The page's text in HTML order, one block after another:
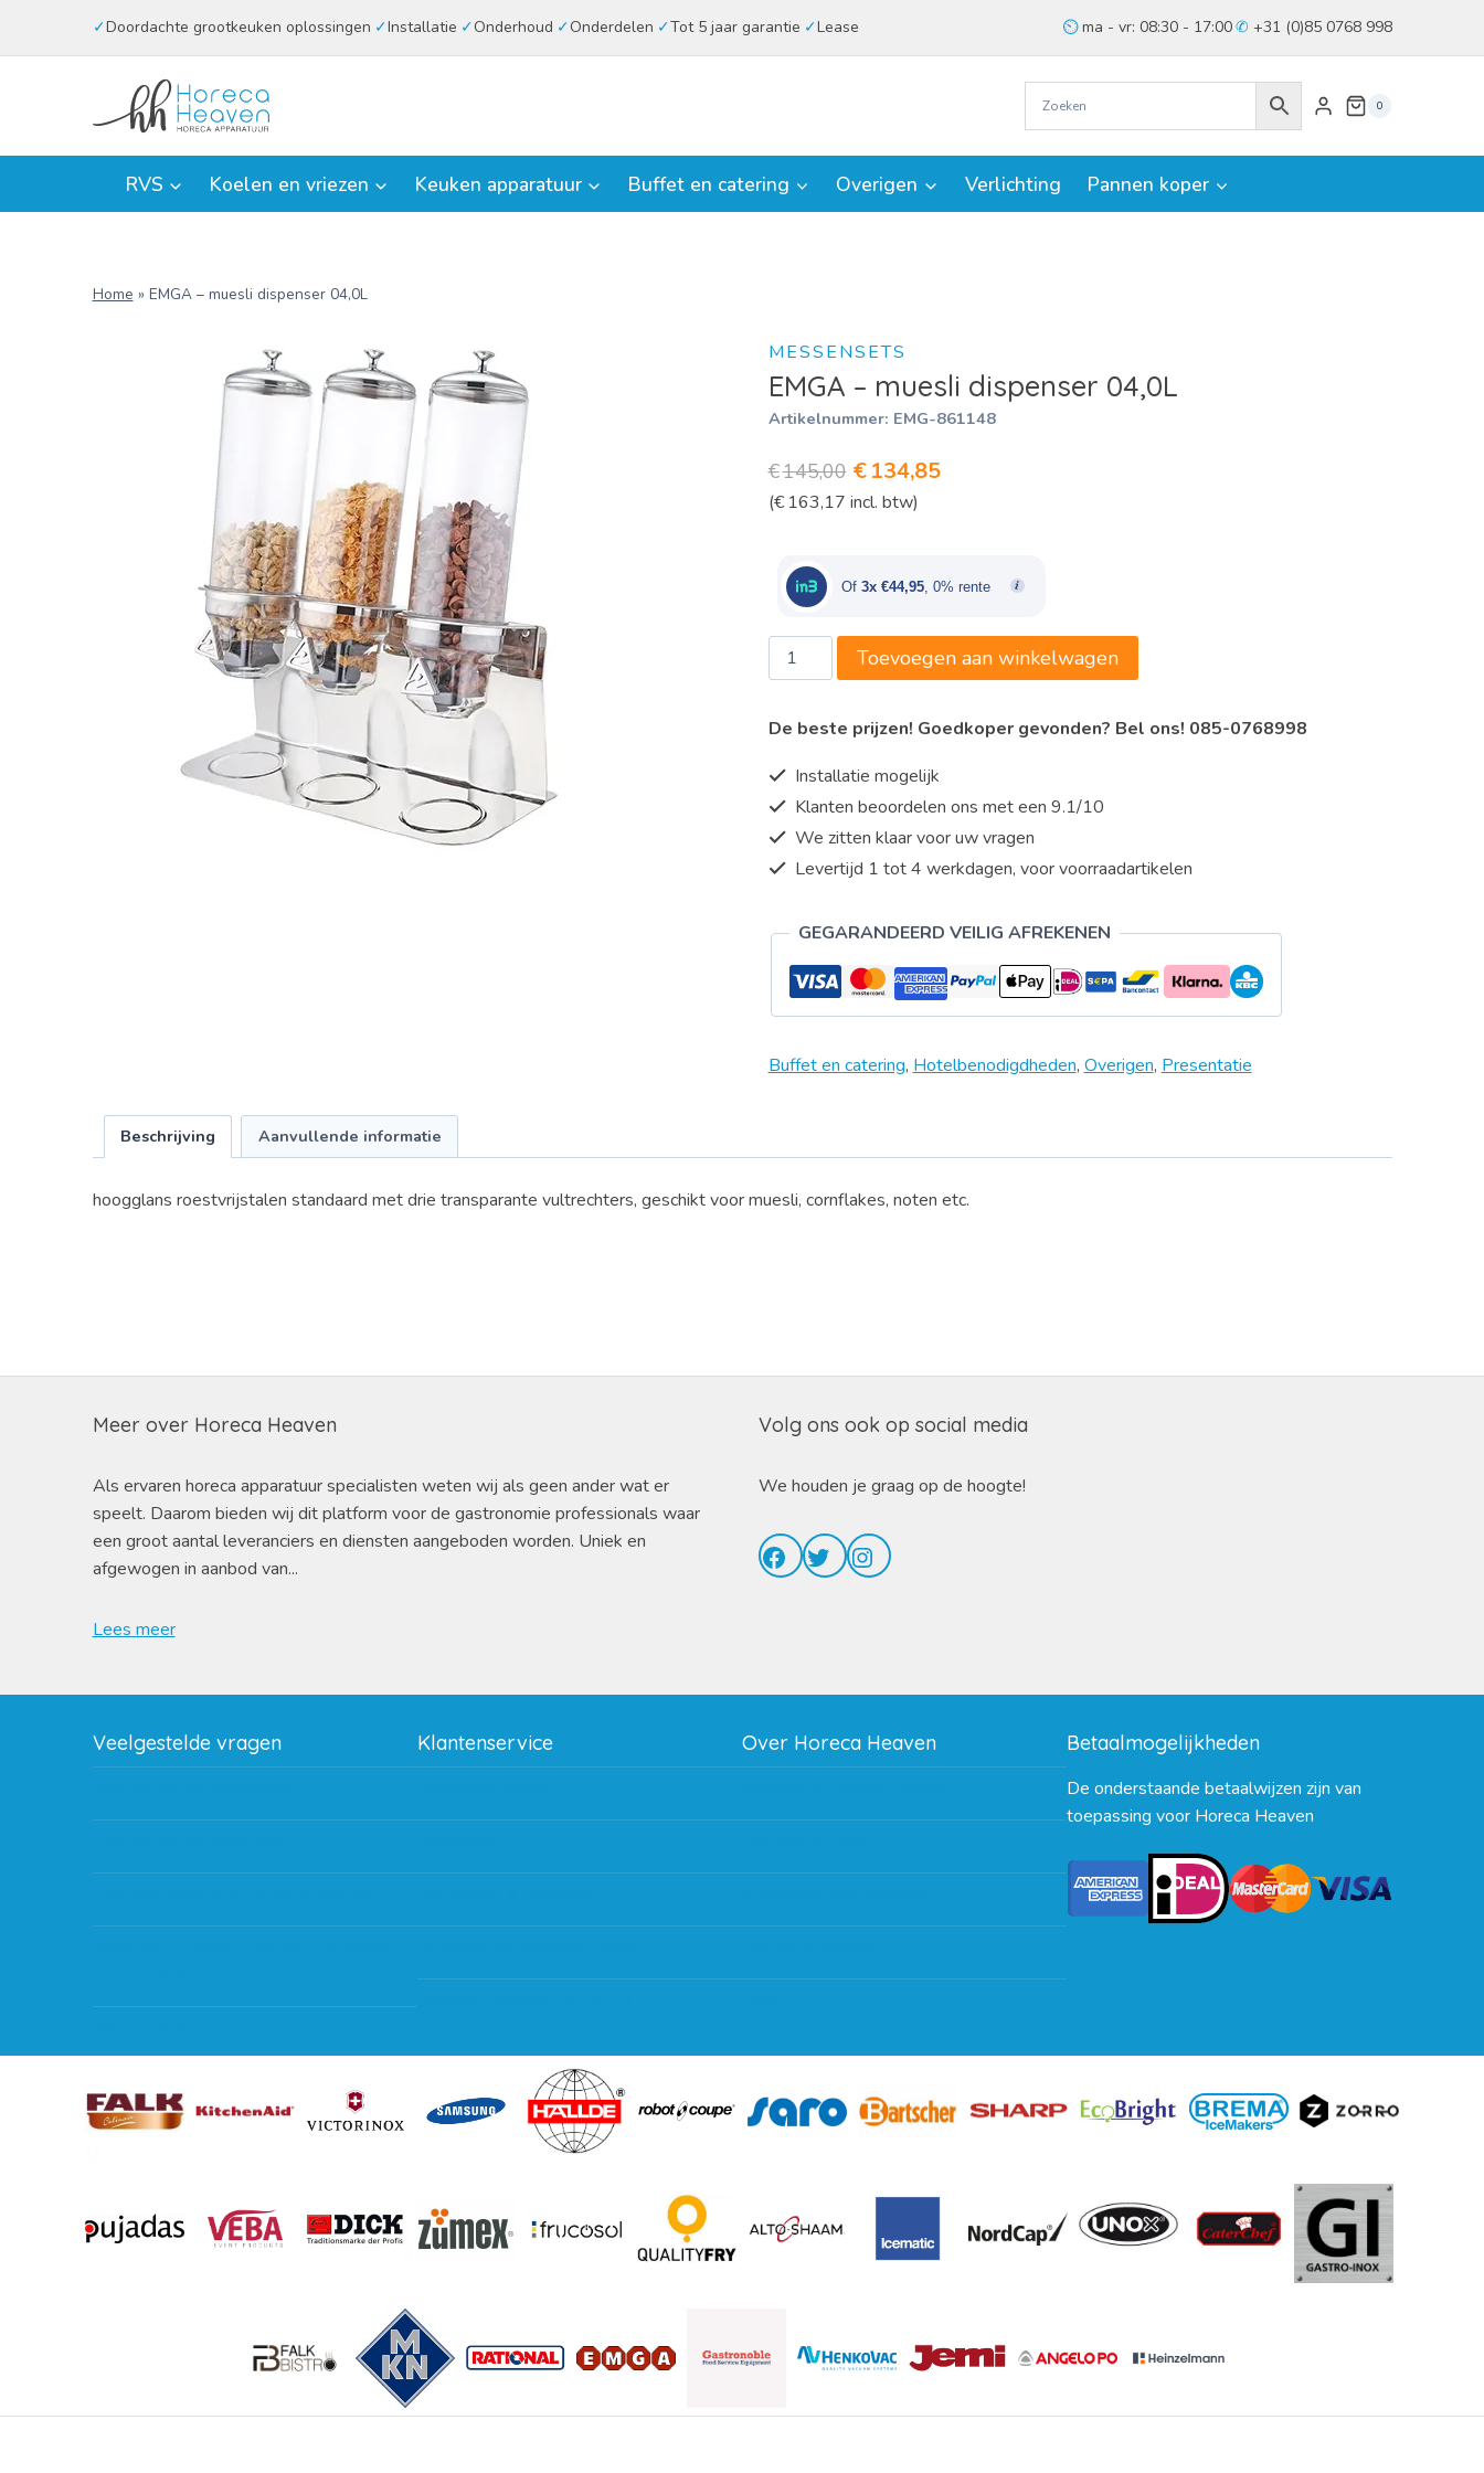
Doordachte grootkeuken oplossingen Installatie Onderhoud Onderdelen Tot 5 jaar garantie Lease ma - vr: 08:30 - 17:00 +31 (0)85 0768 998
0
RVS Koelen en vriezen Keuken apparatuur Buffet en catering Overigen Verlichting Pannen koper
Home » EMGA – muesli dispenser 04,0L
MESSENSETS
EMGA – muesli dispenser 04,0L
Artikelnummer: EMG-861148
€145,00 Oorspronkelijke
prijs
€145,00.
€ 134,85Huidige
€134,85.
(€ 163,17 incl. btw)
Of 3x €44,95, 0% rente
EMGA
-
dispenser
aantal
Toevoegen aan winkelwagen
De beste prijzen! Goedkoper gevonden? Bel ons! 085-0768998
Installatie mogelijk
Klanten beoordelen ons met een 9.1/10
We zitten klaar voor uw vragen
Levertijd 1 tot 4 werkdagen, voor voorraadartikelen
GEGARANDEERD VEILIG AFREKENEN
Buffet en catering, Hotelbenodigdheden, Overigen, Presentatie
Beschrijving Aanvullende informatie
hoogglans roestvrijstalen standaard met drie transparante vultrechters, geschikt voor muesli, cornflakes, noten etc.
Meer over Horeca Heaven
Als ervaren horeca apparatuur specialisten weten wij als geen ander wat er
speelt. Daarom bieden wij dit platform voor de gastronomie professionals waar
een groot aantal leveranciers en diensten aangeboden worden. Uniek en
afgewogen in aanbod van...
Lees meer
Volg ons ook op social media
We houden je graag op de hoogte!
Facebook
TwitterInstagram
Veelgestelde vragen Klantenservice
Subsidie regeling EIA 2020
Over Horeca Heaven Betaalmogelijkheden
De onderstaande betaalwijzen zijn van
toepassing voor Horeca Heaven